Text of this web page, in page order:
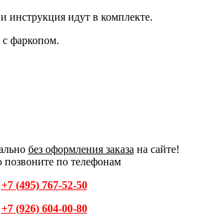
идут в комплекте.
фаркопом.
без оформления заказа на сайте!
позвоните по телефонам
+7 (495) 767-52-50
+7 (926) 604-00-80